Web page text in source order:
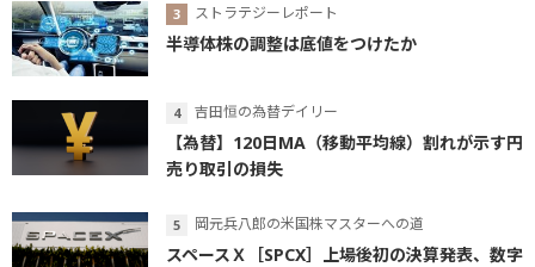
ストラテジーレポート
半導体株の調整は底値をつけたか
吉田恒の為替デイリー
【為替】120日MA（移動平均線）割れが示す円
売り取引の損失
岡元兵八郎の米国株マスターへの道
スペースＸ［SPCX］上場後初の決算発表、数字